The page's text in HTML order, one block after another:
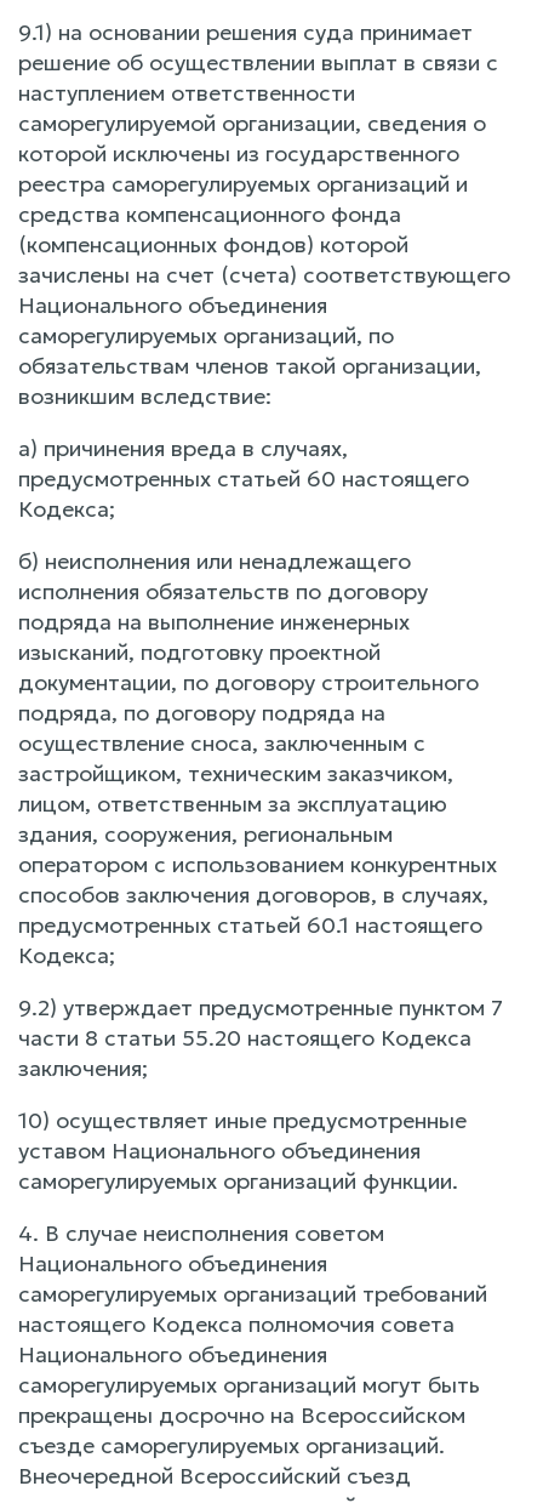
9.1) на основании решения суда принимает
решение об осуществлении выплат в связи с
наступлением ответственности
саморегулируемой организации, сведения о
которой исключены из государственного
реестра саморегулируемых организаций и
средства компенсационного фонда
(компенсационных фондов) которой
зачислены на счет (счета) соответствующего
Национального объединения
саморегулируемых организаций, по
обязательствам членов такой организации,
возникшим вследствие:
а) причинения вреда в случаях,
предусмотренных статьей 60 настоящего
Кодекса;
б) неисполнения или ненадлежащего
исполнения обязательств по договору
подряда на выполнение инженерных
изысканий, подготовку проектной
документации, по договору строительного
подряда, по договору подряда на
осуществление сноса, заключенным с
застройщиком, техническим заказчиком,
лицом, ответственным за эксплуатацию
здания, сооружения, региональным
оператором с использованием конкурентных
способов заключения договоров, в случаях,
предусмотренных статьей 60.1 настоящего
Кодекса;
9.2) утверждает предусмотренные пунктом 7
части 8 статьи 55.20 настоящего Кодекса
заключения;
10) осуществляет иные предусмотренные
уставом Национального объединения
саморегулируемых организаций функции.
4. В случае неисполнения советом
Национального объединения
саморегулируемых организаций требований
настоящего Кодекса полномочия совета
Национального объединения
саморегулируемых организаций могут быть
прекращены досрочно на Всероссийском
съезде саморегулируемых организаций.
Внеочередной Всероссийский съезд